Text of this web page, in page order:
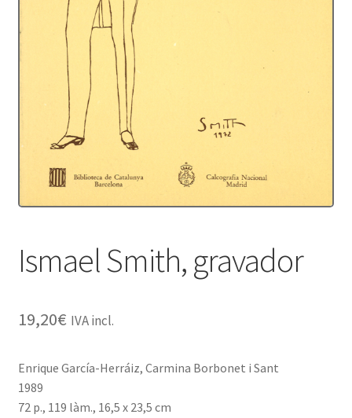
Termes i condicions
Ismael Smith, gravador
19,20€ IVA incl.
Enrique García-Herráiz, Carmina Borbonet i Sant
1989
72 p., 119 làm., 16,5 x 23,5 cm